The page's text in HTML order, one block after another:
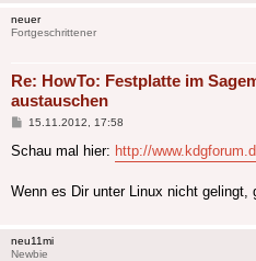
neuer
Fortgeschrittener
Re: HowTo: Festplatte im
austauschen
Beitrag
15.11.2012, 17:58
Schau mal hier: http://
Wenn es Dir unter Linux nicht gelingt,
neu11mi
Newbie